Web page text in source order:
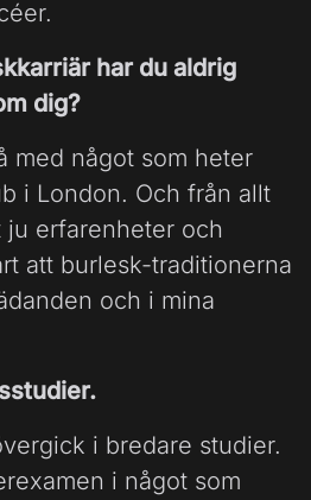
har du aldrig
dig?
med något som heter
i London. Och från allt
erfarenheter och
att burlesk-traditionerna
och i mina
i bredare studier.
i något som